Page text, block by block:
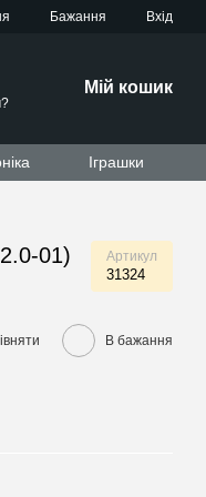
Бажання Вхід
Мій кошик
Іграшки
01) Артикул
31324
В бажання